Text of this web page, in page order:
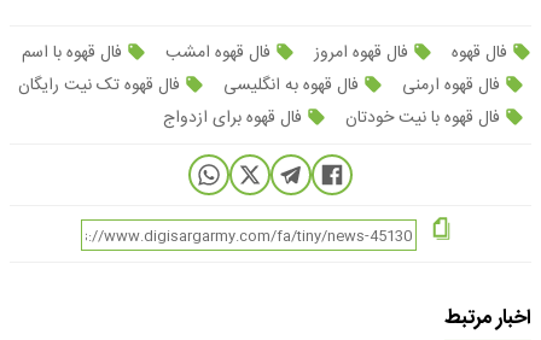
فال قهوه فال قهوه امروز فال قهوه امشب
فال قهوه با اسم
فال قهوه ارمنی
فال قهوه به انگلیسی
فال قهوه تک نیت رایگان
فال قهوه با نیت خودتان
فال قهوه برای ازدواج
اخبار مرتبط